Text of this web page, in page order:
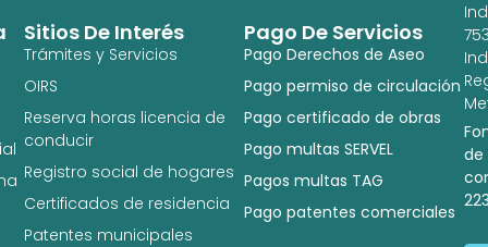
Pago De Servicios
Pago Derechos de Aseo
Pago permiso de circulación
Pago certificado de obras
Pago multas SERVEL
Pagos multas TAG
Pago patentes comerciales
Sitios De Interés
Trámites y Servicios
OIRS
Reserva horas licencia de
conducir
Registro social de hogares
Certificados de residencia
Patentes municipales
de